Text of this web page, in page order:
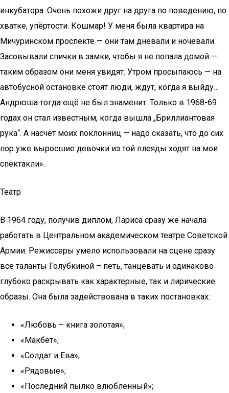
инкубатора. Очень похожи друг на друга по поведению, по
хватке, упёртости. Кошмар! У меня была квартира на
Мичуринском проспекте — они там дневали и ночевали.
Засовывали спички в замки, чтобы я не попала домой —
таким образом они меня увидят. Утром просыпаюсь — на
автобусной остановке стоят люди, ждут, когда я выйду…
Андрюша тогда ещё не был знаменит. Только в 1968-69
годах он стал известным, когда вышла „Бриллиантовая
рука“. А насчет моих поклонниц — надо сказать, что до сих
пор уже выросшие девочки из той плеяды ходят на мои
спектакли».
Театр
В 1964 году, получив диплом, Лариса сразу же начала
работать в Центральном академическом театре Советской
Армии. Режиссеры умело использовали на сцене сразу
все таланты Голубкиной – петь, танцевать и одинаково
глубоко раскрывать как характерные, так и лирические
образы. Она была задействована в таких постановках:
«Любовь – книга золотая»;
«Макбет»;
«Солдат и Ева»;
«Рядовые»;
«Последний пылко влюбленный»;